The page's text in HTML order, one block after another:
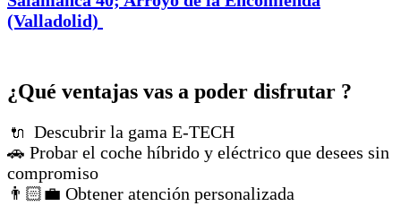
(Valladolid)
¿Qué ventajas vas a poder disfrutar ?
🔌
Descubrir la gama E-TECH
🚗 Probar el coche híbrido y eléctrico que desees sin
compromiso
👨🏻‍💼 Obtener atención personalizada